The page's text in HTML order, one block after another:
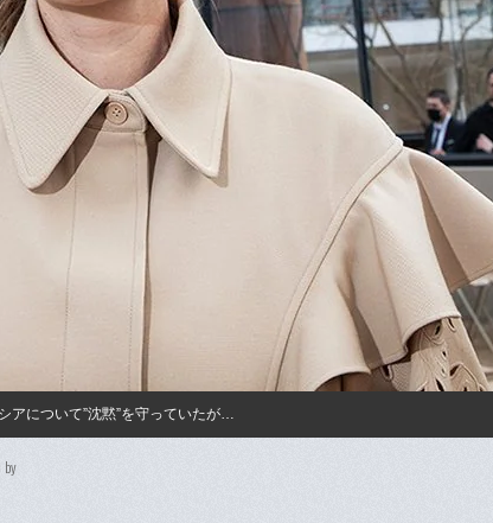
アについて”沈黙”を守っていたが…
by